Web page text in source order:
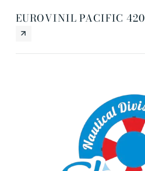
EUROVINIL PACIFIC 420